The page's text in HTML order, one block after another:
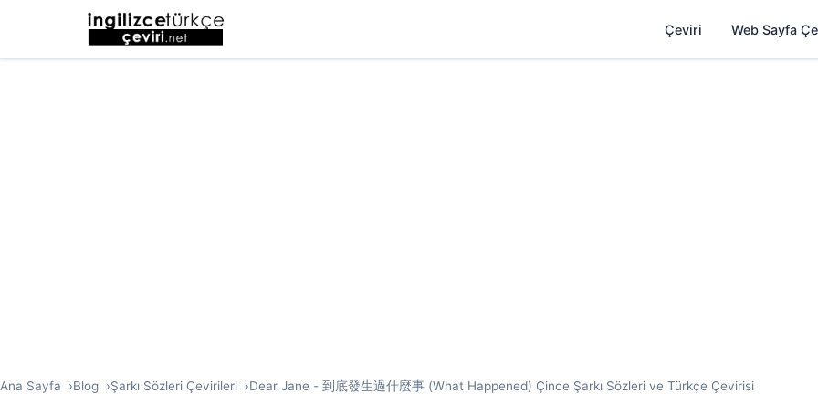
Çeviri Web Sayfa
Ana Sayfa Blog Şarkı Sözleri Çevirileri Dear Jane - 到底發生過什麼事 (What Happened) Çince Şarkı Sözleri ve Türkçe Çevirisi